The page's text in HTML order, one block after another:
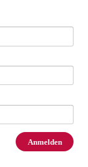
Anmelden